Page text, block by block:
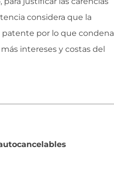
considera que la
por lo que condena
intereses y costas del